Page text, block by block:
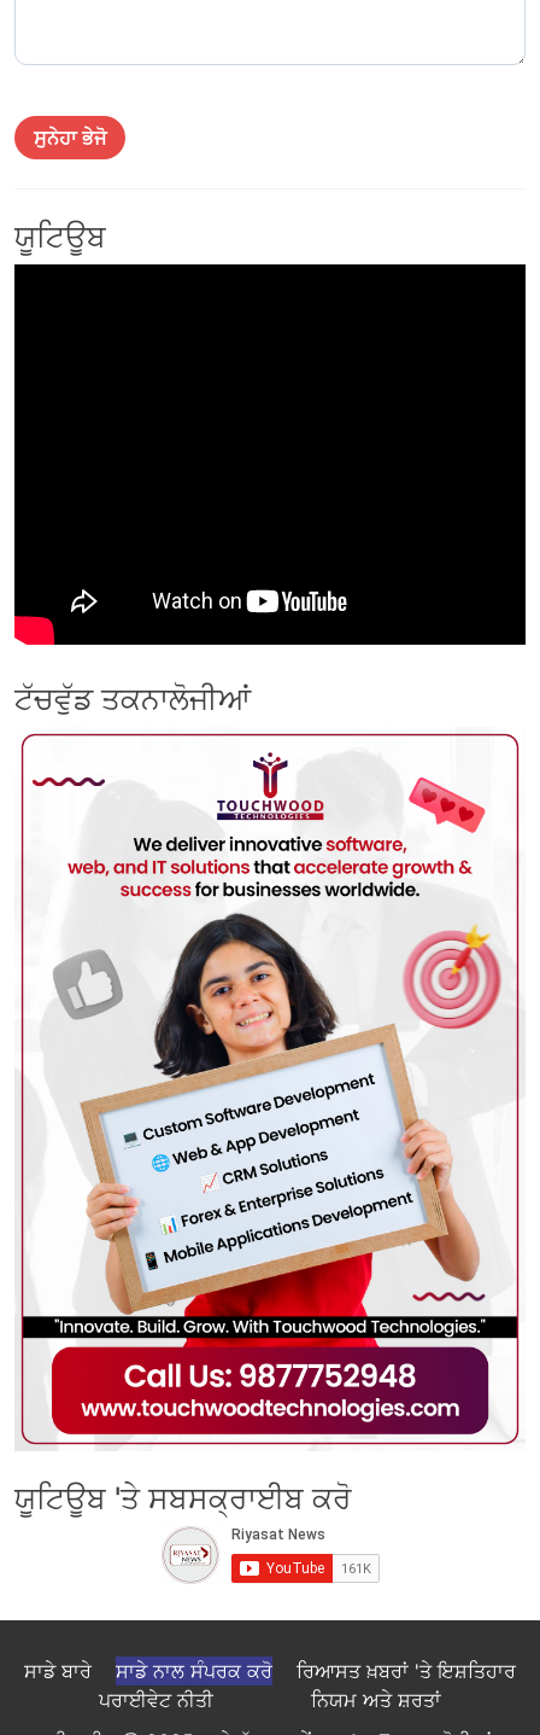
ਸੁਨੇਹਾ ਭੇਜੋ
ਯੂਟਿਊਬ
ਟੱਚਵੁੱਡ ਤਕਨਾਲੋਜੀਆਂ
ਯੂਟਿਊਬ 'ਤੇ ਸਬਸਕ੍ਰਾਈਬ ਕਰੋ
ਸਾਡੇ ਬਾਰੇ ਸਾਡੇ ਨਾਲ ਸੰਪਰਕ ਕਰੋ
ਰਿਆਸਤ ਖ਼ਬਰਾਂ 'ਤੇ ਇਸ਼ਤਿਹਾਰ
ਪਰਾਈਵੇਟ ਨੀਤੀ
ਨਿਯਮ ਅਤੇ ਸ਼ਰਤਾਂ